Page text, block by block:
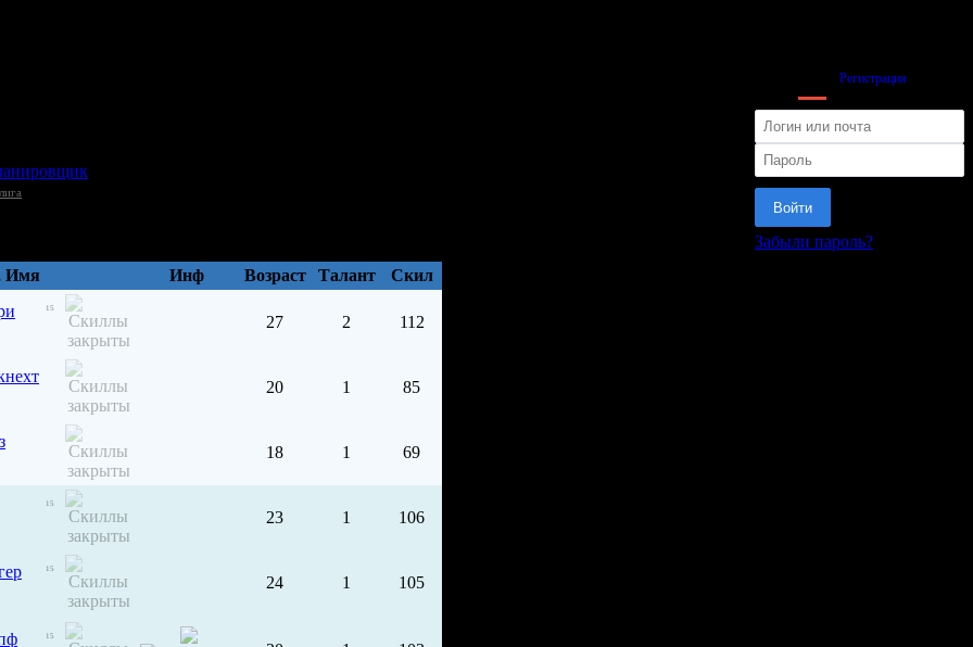
Регистрация
Войти
Забыли пароль?
Имя Инф Возраст Талант Cкил
15
27 2 112
20 1 85
18 1 69
15
23 1 106
15
24 1 105
15